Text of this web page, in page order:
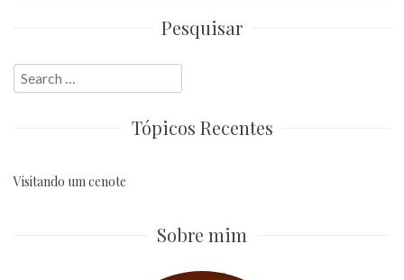
Pesquisar
Search
for:
Tópicos Recentes
Visitando um cenote
Sobre mim